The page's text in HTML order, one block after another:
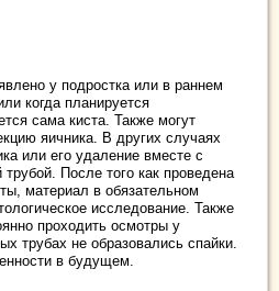
у подростка или в раннем
когда планируется
сама киста. Также могут
яичника. В других случаях
или его удаление вместе с
После того как проведена
материал в обязательном
исследование. Также
проходить осмотры у
трубах не образовались спайки.
в будущем.